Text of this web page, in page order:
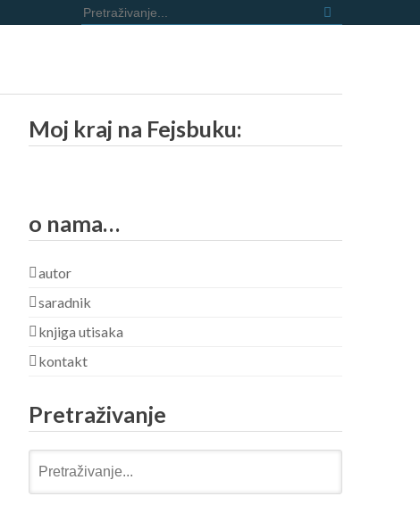
Moj kraj na Fejsbuku:
o nama…
autor
saradnik
knjiga utisaka
kontakt
Pretraživanje